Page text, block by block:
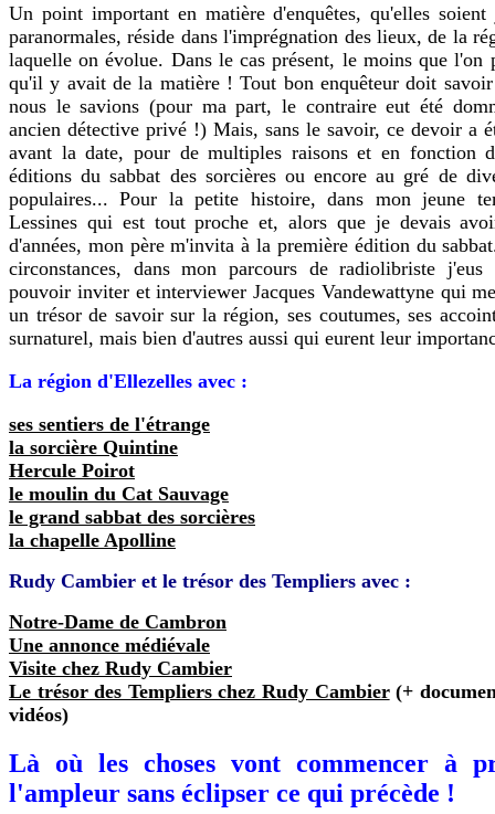
Un point important en matière d'enquêtes, qu'elles
paranormales, réside dans l'imprégnation des lieux, de la
laquelle on évolue. Dans le cas présent, le moins que l'on
qu'il y avait de la matière ! Tout bon enquêteur doit
nous le savions (pour ma part, le contraire eut été
ancien détective privé !) Mais, sans le savoir, ce devoir a
avant la date, pour de multiples raisons et en fonction
éditions du sabbat des sorcières ou encore au gré de
populaires... Pour la petite histoire, dans mon jeune
Lessines qui est tout proche et, alors que je devais
d'années, mon père m'invita à la première édition du
circonstances, dans mon parcours de radiolibriste
pouvoir inviter et interviewer Jacques Vandewattyne qui
un trésor de savoir sur la région, ses coutumes, ses
surnaturel, mais bien d'autres aussi qui eurent leur
La région d'Ellezelles avec :
ses sentiers de l'étrange
la sorcière Quintine
Hercule Poirot
le moulin du Cat Sauvage
le grand sabbat des sorcières
la chapelle Apolline
Rudy Cambier et le trésor des Templiers avec :
Notre-Dame de Cambron
Une annonce médiévale
Visite chez Rudy Cambier
Le trésor des Templiers chez Rudy Cambier(+
vidéos)
Là où les choses vont commencer à
l'ampleur sans éclipser ce qui précède !